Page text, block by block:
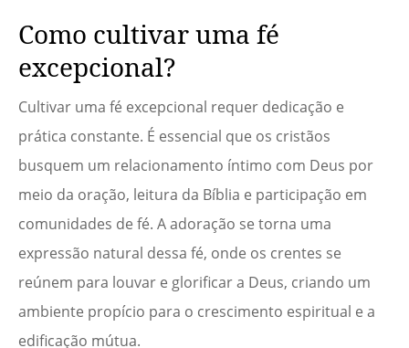
Como cultivar uma fé
excepcional?
Cultivar uma fé excepcional requer dedicação e
prática constante. É essencial que os cristãos
busquem um relacionamento íntimo com Deus por
meio da oração, leitura da Bíblia e participação em
comunidades de fé. A adoração se torna uma
expressão natural dessa fé, onde os crentes se
reúnem para louvar e glorificar a Deus, criando um
ambiente propício para o crescimento espiritual e a
edificação mútua.